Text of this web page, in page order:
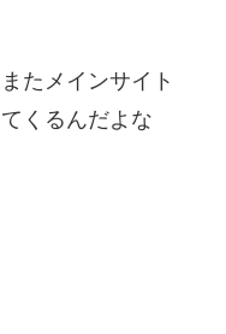
たメインサイト
くるんだよな